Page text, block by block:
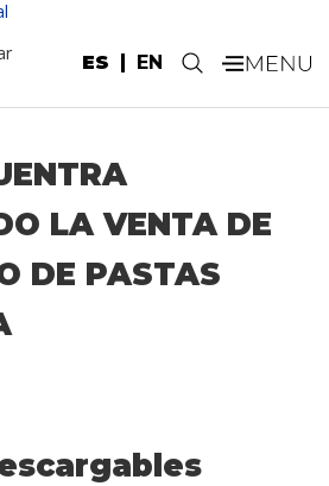
ES EN .
LA VENTA DE
DE PASTAS